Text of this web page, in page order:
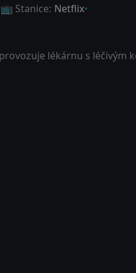
📺 Stanice: Netflix
lékárnu s léčivým